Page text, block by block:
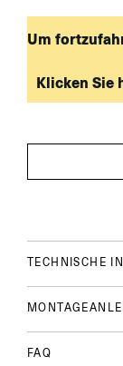
Um
Klicken Sie
TECHNISCHE
FAQ